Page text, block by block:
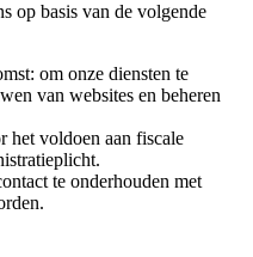
op basis van de volgende
om onze diensten te
van websites en beheren
het voldoen aan fiscale
te onderhouden met